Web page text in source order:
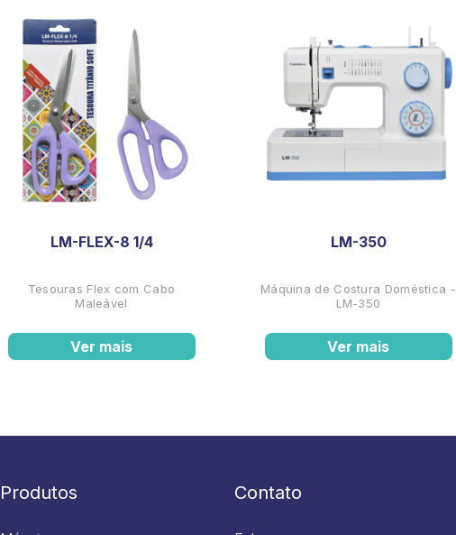
LM-FLEX-8 1/4
Tesouras Flex com Cabo
Maleável
Ver mais
LM-350
Máquina de Costura Doméstica -
LM-350
Ver mais
Produtos Contato